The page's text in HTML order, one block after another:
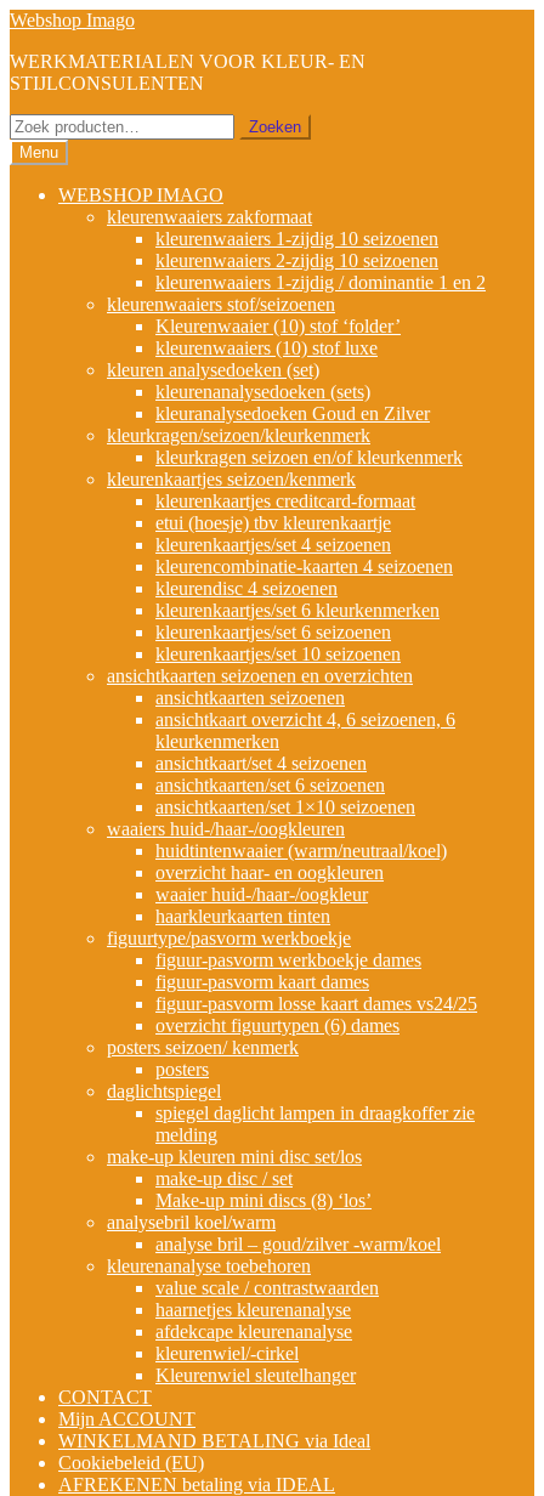
Ga
naar
navigatie
Ga
de
inhoud
Webshop Imago
WERKMATERIALEN VOOR KLEUR- EN
STIJLCONSULENTEN
Zoeken
naar:
Zoeken
Menu
WEBSHOP IMAGO
kleurenwaaiers zakformaat
kleurenwaaiers 1-zijdig 10 seizoenen
kleurenwaaiers 2-zijdig 10 seizoenen
kleurenwaaiers 1-zijdig / dominantie 1 en 2
kleurenwaaiers stof/seizoenen
Kleurenwaaier (10) stof ‘folder’
kleurenwaaiers (10) stof luxe
kleuren analysedoeken (set)
kleurenanalysedoeken (sets)
kleuranalysedoeken Goud en Zilver
kleurkragen/seizoen/kleurkenmerk
kleurkragen seizoen en/of kleurkenmerk
kleurenkaartjes seizoen/kenmerk
kleurenkaartjes creditcard-formaat
etui (hoesje) tbv kleurenkaartje
kleurenkaartjes/set 4 seizoenen
kleurencombinatie-kaarten 4 seizoenen
kleurendisc 4 seizoenen
kleurenkaartjes/set 6 kleurkenmerken
kleurenkaartjes/set 6 seizoenen
kleurenkaartjes/set 10 seizoenen
ansichtkaarten seizoenen en overzichten
ansichtkaarten seizoenen
ansichtkaart overzicht 4, 6 seizoenen, 6
kleurkenmerken
ansichtkaart/set 4 seizoenen
ansichtkaarten/set 6 seizoenen
ansichtkaarten/set 1×10 seizoenen
waaiers huid-/haar-/oogkleuren
huidtintenwaaier (warm/neutraal/koel)
overzicht haar- en oogkleuren
waaier huid-/haar-/oogkleur
haarkleurkaarten tinten
figuurtype/pasvorm werkboekje
figuur-pasvorm werkboekje dames
figuur-pasvorm kaart dames
figuur-pasvorm losse kaart dames vs24/25
overzicht figuurtypen (6) dames
posters seizoen/ kenmerk
posters
daglichtspiegel
spiegel daglicht lampen in draagkoffer zie
melding
make-up kleuren mini disc set/los
make-up disc / set
Make-up mini discs (8) ‘los’
analysebril koel/warm
analyse bril – goud/zilver -warm/koel
kleurenanalyse toebehoren
value scale / contrastwaarden
haarnetjes kleurenanalyse
afdekcape kleurenanalyse
kleurenwiel/-cirkel
Kleurenwiel sleutelhanger
CONTACT
Mijn ACCOUNT
WINKELMAND BETALING via Ideal
Cookiebeleid (EU)
AFREKENEN betaling via IDEAL